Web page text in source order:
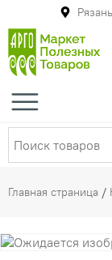
Главная страница /